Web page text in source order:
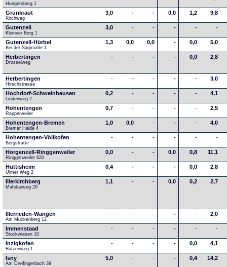
Hungersberg 1
Grünkraut
Kirchweg
3,0 - - 0,0 1,2 9,8
Gutenzell
Kleinser Berg 1
3,0 - - - - -
Gutenzell-Hürbel
Bei der Sägmühle 1
1,3 0,0 0,0 - 0,0 5,0
Herbertingen
Drosselweg
- - - - 0,0 2,8
Herbertingen
Hirschstrasse
- - - - - 3,0
Hochdorf-Schweinhausen
Lindenweg 2
0,2 - - - - 4,1
Hohentengen
Repperweiler
0,7 - - - - 2,5
Hohentengen-Bremen
Bremer Halde 4
1,0 0,0 - - - 4,0
Hohentengen-Völlkofen
Bergstraße
- - - - - -
Horgenzell-Ringgenweiler
Ringgenweiler 620
0,0 - - 0,0 0,8 11,1
Hüttisheim
Ulmer Weg 2
0,4 - - - 0,0 2,8
Illerkirchberg
Mahdauweg 20
1,1 - - 0,0 0,2 2,7
Illerrieden-Wangen
Am Muckenberg 12
- - - - - 2,0
Immenstaad
Stockwiesen 10
- - - - - -
Inzigkofen
Butzenweg 1
- - - - 0,0 4,1
Isny
Am Dreifingerbach 39
5,0 - - - 0,4 14,2